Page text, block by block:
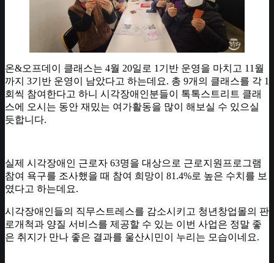
온&오프데이 클래스는 4월 20일로 1기반 운영을 마치고 11월
까지 3기반 운영이 남았다고 하는데요. 총 9개의 클래스를 각 1
회씩 참여한다고 하니 시각장애인분들이 톡톡스트리트 클래
스에 오시는 동안 재밌는 여가활동을 많이 해보실 수 있으실
듯합니다.
실제 시각장애인 근로자 63명을 대상으로 근로지원프로그램
참여 욕구를 조사했을 때 참여 희망이 81.4%로 높은 수치를 보
였다고 하는데요.
시각장애인들의 직무스트레스를 감소시키고 청년창업몰의 판
로개척과 양질 서비스를 제공할 수 있는 이번 사업은 정말 좋
은 취지가 만나 좋은 결과를 울산시민이 누리는 모습이네요.